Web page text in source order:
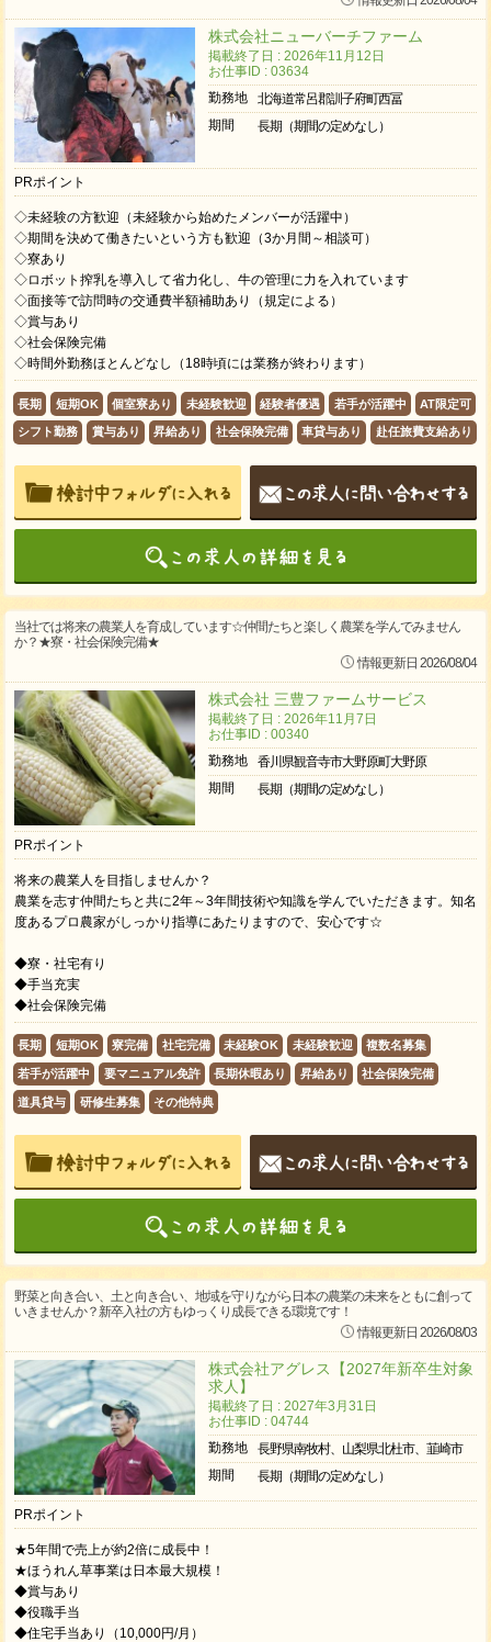
株式会社ニューバーチファーム
掲載終了日 : 2026年11月12日
お仕事ID : 03634
勤務地
北海道常呂郡訓子府町西冨
期間
長期（期間の定めなし）
PRポイント
◇未経験の方歓迎（未経験から始めたメンバーが活躍中）
◇期間を決めて働きたいという方も歓迎（3か月間～相談可）
◇寮あり
◇ロボット搾乳を導入して省力化し、牛の管理に力を入れています
◇面接等で訪問時の交通費半額補助あり（規定による）
◇賞与あり
◇社会保険完備
◇時間外勤務ほとんどなし（18時頃には業務が終わります）
長期 短期OK 個室寮あり 未経験歓迎 経験者優遇 若手が活躍中 AT限定可
シフト勤務 賞与あり 昇給あり 社会保険完備 車貸与あり 赴任旅費支給あり
当社では将来の農業人を育成しています☆仲間たちと楽しく農業を学んでみません
か？★寮・社会保険完備★
情報更新日 2026/08/04
株式会社 三豊ファームサービス
掲載終了日 : 2026年11月7日
お仕事ID : 00340
勤務地
香川県観音寺市大野原町大野原
期間
長期（期間の定めなし）
PRポイント
将来の農業人を目指しませんか？
農業を志す仲間たちと共に2年～3年間技術や知識を学んでいただきます。知名
度あるプロ農家がしっかり指導にあたりますので、安心です☆
◆寮・社宅有り
◆手当充実
◆社会保険完備
長期 短期OK 寮完備 社宅完備 未経験OK 未経験歓迎 複数名募集
若手が活躍中 要マニュアル免許 長期休暇あり 昇給あり 社会保険完備
道具貸与 研修生募集 その他特典
野菜と向き合い、土と向き合い、地域を守りながら日本の農業の未来をともに創って
いきませんか？新卒入社の方もゆっくり成長できる環境です！
情報更新日 2026/08/03
株式会社アグレス【2027年新卒生対象
求人】
掲載終了日 : 2027年3月31日
お仕事ID : 04744
勤務地
長野県南牧村、山梨県北杜市、韮崎市
期間
長期（期間の定めなし）
PRポイント
★5年間で売上が約2倍に成長中！
★ほうれん草事業は日本最大規模！
◆賞与あり
◆役職手当
◆住宅手当あり（10,000円/月）